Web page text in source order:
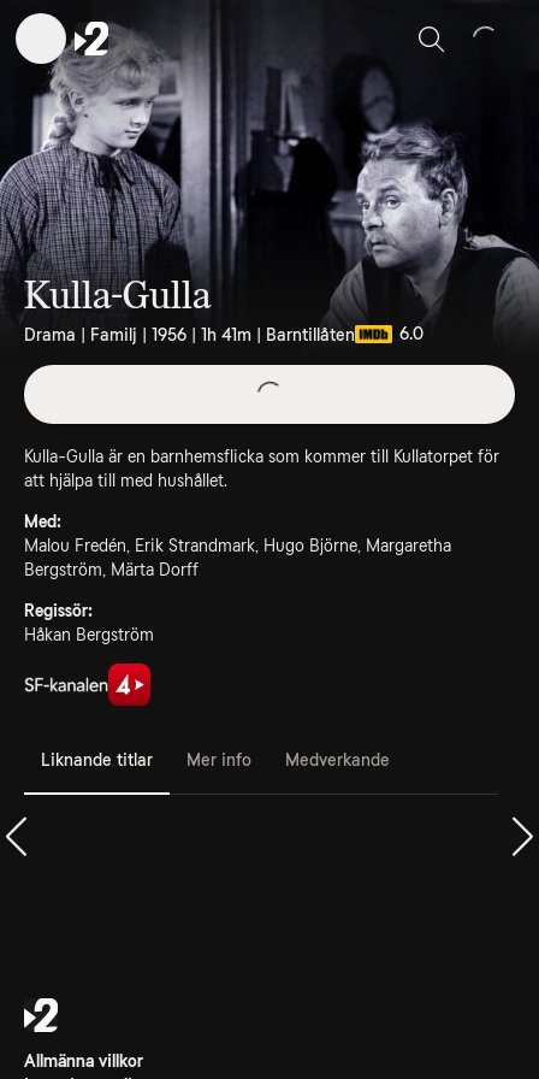
Sök
Kulla-Gulla
Drama | Familj | 1956 | 1h 41m | Barntillåten 6.0
Kulla-Gulla är en barnhemsflicka som kommer till Kullatorpet för
att hjälpa till med hushållet.
Med:
Malou Fredén, Erik Strandmark, Hugo Björne, Margaretha
Bergström, Märta Dorff
Regissör:
Håkan Bergström
Liknande titlar Mer info Medverkande
Allmänna villkor